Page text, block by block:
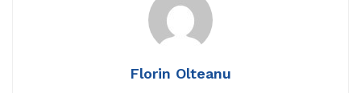
Florin Olteanu